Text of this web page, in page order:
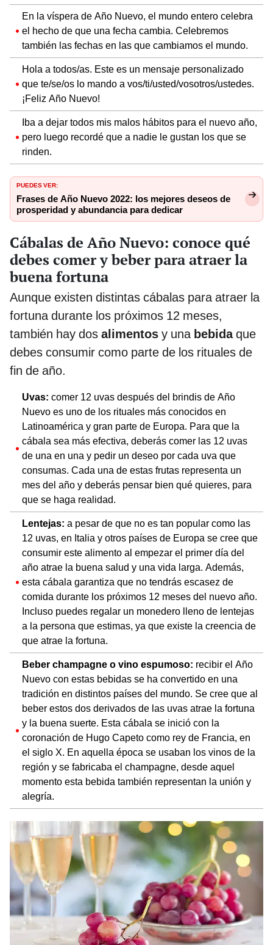
En la víspera de Año Nuevo, el mundo entero celebra
el hecho de que una fecha cambia. Celebremos
también las fechas en las que cambiamos el mundo.
Hola a todos/as. Este es un mensaje personalizado
que te/se/os lo mando a vos/ti/usted/vosotros/ustedes.
¡Feliz Año Nuevo!
Iba a dejar todos mis malos hábitos para el nuevo año,
pero luego recordé que a nadie le gustan los que se
rinden.
PUEDES VER:
Frases de Año Nuevo 2022: los mejores deseos de
prosperidad y abundancia para dedicar
Cábalas de Año Nuevo: conoce qué
debes comer y beber para atraer la
buena fortuna
Aunque existen distintas cábalas para atraer la
fortuna durante los próximos 12 meses,
también hay dos alimentos y una bebidaque
debes consumir como parte de los rituales de
fin de año.
Uvas: comer 12 uvas después del brindis de Año
Nuevo es uno de los rituales más conocidos en
Latinoamérica y gran parte de Europa. Para que la
cábala sea más efectiva, deberás comer las 12 uvas
de una en una y pedir un deseo por cada uva que
consumas. Cada una de estas frutas representa un
mes del año y deberás pensar bien qué quieres, para
que se haga realidad.
Lentejas: a pesar de que no es tan popular como las
12 uvas, en Italia y otros países de Europa se cree que
consumir este alimento al empezar el primer día del
año atrae la buena salud y una vida larga. Además,
esta cábala garantiza que no tendrás escasez de
comida durante los próximos 12 meses del nuevo año.
Incluso puedes regalar un monedero lleno de lentejas
a la persona que estimas, ya que existe la creencia de
que atrae la fortuna.
Beber champagne o vino espumoso: recibir el Año
Nuevo con estas bebidas se ha convertido en una
tradición en distintos países del mundo. Se cree que al
beber estos dos derivados de las uvas atrae la fortuna
y la buena suerte. Esta cábala se inició con la
coronación de Hugo Capeto como rey de Francia, en
el siglo X. En aquella época se usaban los vinos de la
región y se fabricaba el champagne, desde aquel
momento esta bebida también representan la unión y
alegría.